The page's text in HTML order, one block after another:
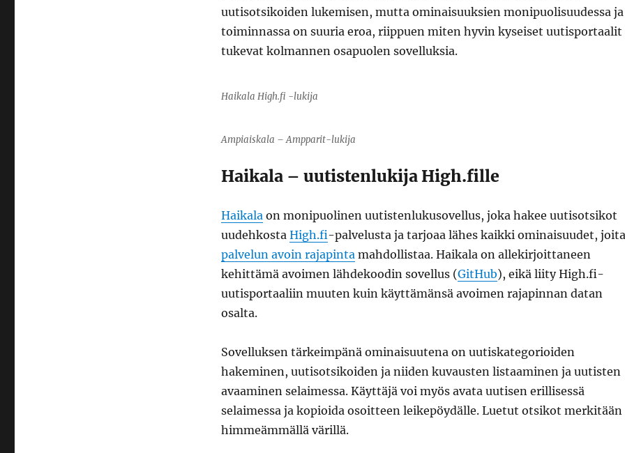
uutisotsikoiden lukemisen, mutta ominaisuuksien monipuolisuudessa ja
toiminnassa on suuria eroa, riippuen miten hyvin kyseiset uutisportaalit
tukevat kolmannen osapuolen sovelluksia.
Haikala High.fi -lukija
Ampiaiskala – Ampparit-lukija
Haikala – uutistenlukija High.fille
Haikalaon monipuolinen uutistenlukusovellus, joka hakee uutisotsikot
uudehkosta High.fi-palvelusta ja tarjoaa lähes kaikki ominaisuudet, joita
palvelun avoin rajapintamahdollistaa. Haikala on allekirjoittaneen
kehittämä avoimen lähdekoodin sovellus (GitHub), eikä liity High.fi-
uutisportaaliin muuten kuin käyttämänsä avoimen rajapinnan datan
osalta.
Sovelluksen tärkeimpänä ominaisuutena on uutiskategorioiden
hakeminen, uutisotsikoiden ja niiden kuvausten listaaminen ja uutisten
avaaminen selaimessa. Käyttäjä voi myös avata uutisen erillisessä
selaimessa ja kopioida osoitteen leikepöydälle. Luetut otsikot merkitään
himmeämmällä värillä.